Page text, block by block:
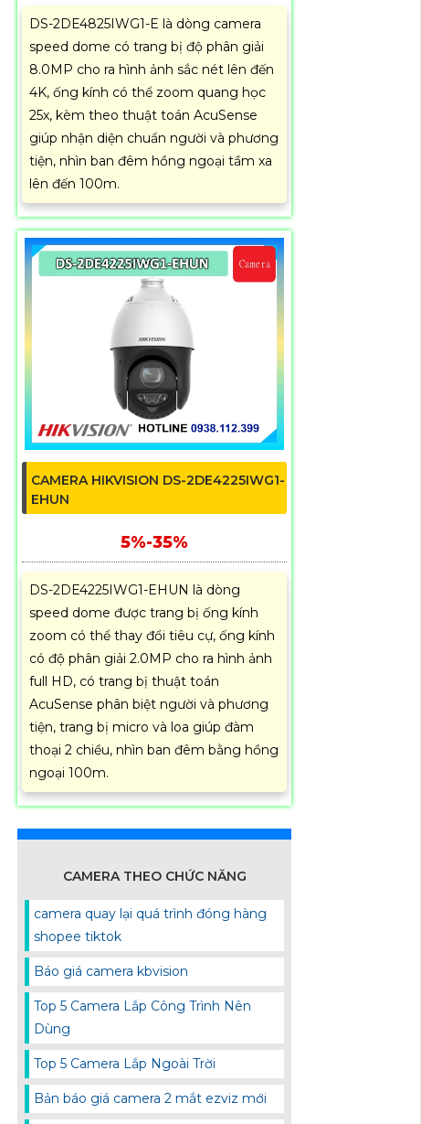
DS-2DE4825IWG1-E là dòng camera
speed dome có trang bị độ phân giải
8.0MP cho ra hình ảnh sắc nét lên đến
4K, ống kính có thể zoom quang học
25x, kèm theo thuật toán AcuSense
giúp nhận diện chuẩn người và phương
tiện, nhìn ban đêm hồng ngoại tầm xa
lên đến 100m.
CAMERA HIKVISION DS-2DE4225IWG1-
EHUN
5%-35%
DS-2DE4225IWG1-EHUN là dòng
speed dome được trang bị ống kính
zoom có thể thay đổi tiêu cự, ống kính
có độ phân giải 2.0MP cho ra hình ảnh
full HD, có trang bị thuật toán
AcuSense phân biệt người và phương
tiện, trang bị micro và loa giúp đàm
thoại 2 chiều, nhìn ban đêm bằng hồng
ngoại 100m.
CAMERA THEO CHỨC NĂNG
camera quay lại quá trình đóng hàng
shopee tiktok
Báo giá camera kbvision
Top 5 Camera Lắp Công Trình Nên
Dùng
Top 5 Camera Lắp Ngoài Trời
Bản báo giá camera 2 mắt ezviz mới